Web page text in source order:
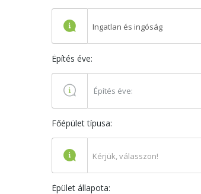
Ingatlan és ingóság
Építés éve:
Főépület típusa:
Kérjük, válasszon!
Épület állapota: